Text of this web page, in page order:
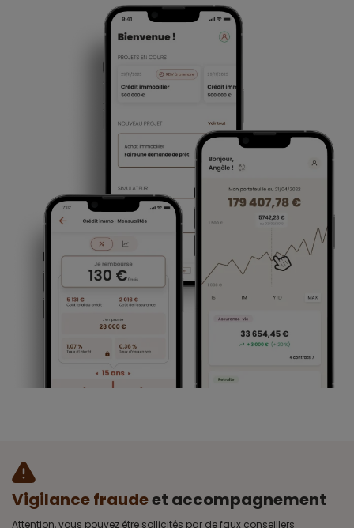
Vigilance fraudeet accompagnement
Attention, vous pouvez être sollicités par de faux conseillers